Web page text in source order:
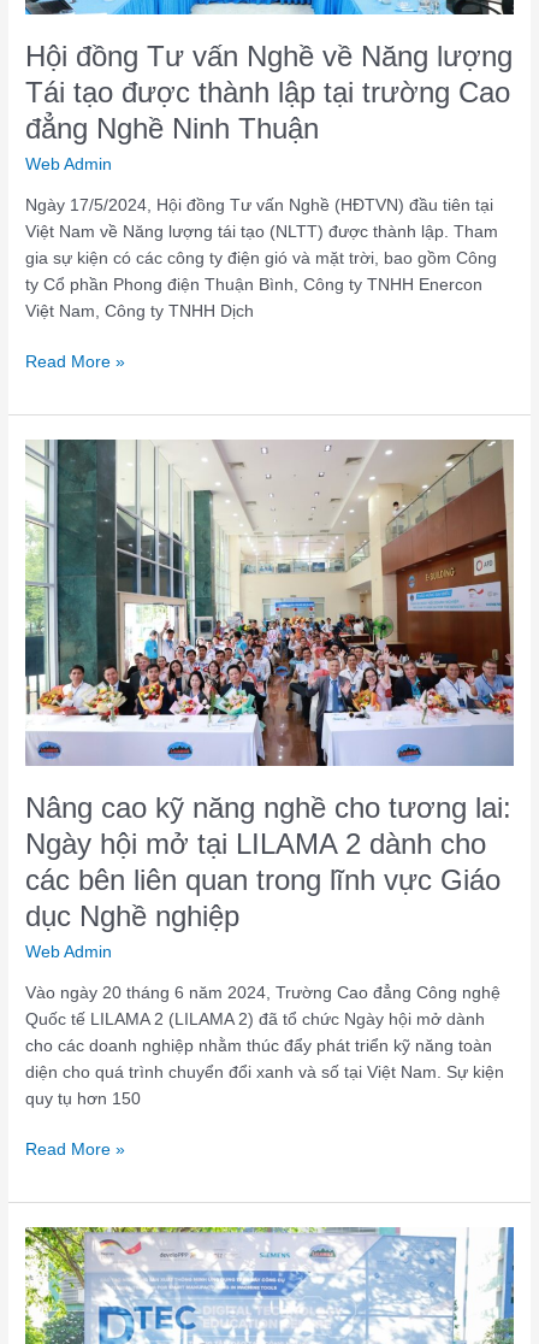
Hội đồng Tư vấn Nghề về Năng lượng
Tái tạo được thành lập tại trường Cao
đẳng Nghề Ninh Thuận
Web Admin
Ngày 17/5/2024, Hội đồng Tư vấn Nghề (HĐTVN) đầu tiên tại
Việt Nam về Năng lượng tái tạo (NLTT) được thành lập. Tham
gia sự kiện có các công ty điện gió và mặt trời, bao gồm Công
ty Cổ phần Phong điện Thuận Bình, Công ty TNHH Enercon
Việt Nam, Công ty TNHH Dịch
được
thành
lập
trường
đẳng
Nghề
Ninh
Thuận
Read More »
Nâng cao kỹ năng nghề cho tương lai:
Ngày hội mở tại LILAMA 2 dành cho
các bên liên quan trong lĩnh vực Giáo
dục Nghề nghiệp
Web Admin
Vào ngày 20 tháng 6 năm 2024, Trường Cao đẳng Công nghệ
Quốc tế LILAMA 2 (LILAMA 2) đã tổ chức Ngày hội mở dành
cho các doanh nghiệp nhằm thúc đẩy phát triển kỹ năng toàn
diện cho quá trình chuyển đổi xanh và số tại Việt Nam. Sự kiện
quy tụ hơn 150
Nâng
cao
kỹ
năng
nghề
cho
tương
lai:
Ngày
hội
mở
tại
LILAMA
2
dành
cho
các
bên
liên
quan
vực
Nghề
nghiệp
Read More »
Chương
trình
đào
tạo